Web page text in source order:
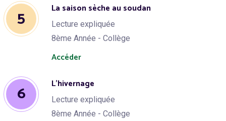
5 La saison sèche au soudan
Lecture expliquée
8ème Année - Collège
Accéder
6 L’hivernage
Lecture expliquée
8ème Année - Collège